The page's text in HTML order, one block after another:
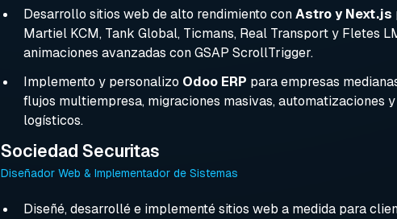
Desarrollo sitios web de alto rendimiento conAstro y Next.js
Martiel KCM, Tank Global, Ticmans, Real Transport y Fletes
animaciones avanzadas con GSAP ScrollTrigger.
Implemento y personalizo Odoo ERP para empresas
flujos multiempresa, migraciones masivas, automatizaciones
logísticos.
Sociedad Securitas
Diseñador Web & Implementador de Sistemas
Diseñé, desarrollé e implementé sitios web a medida para